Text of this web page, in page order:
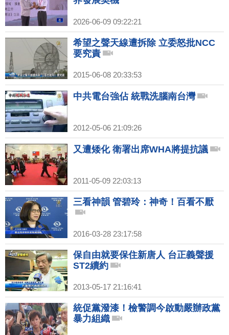
2026-06-09 09:22:21
希望之聲天線遭拆除 立委怒批NCC
要究責
2015-06-08 20:33:53
中共電台強佔 統戰洗腦南台灣
2012-05-06 21:09:26
又遭矮化 衛署出席WHA將提抗議
2011-05-09 22:03:13
三看神韻 管碧玲：神奇！百看不厭
2016-03-28 23:17:58
保自由就要保住新唐人 台正義聲援
ST2續約
2013-05-17 21:16:41
統促黨潑漆！檢警調今啟動嚴辦政黨
暴力組織